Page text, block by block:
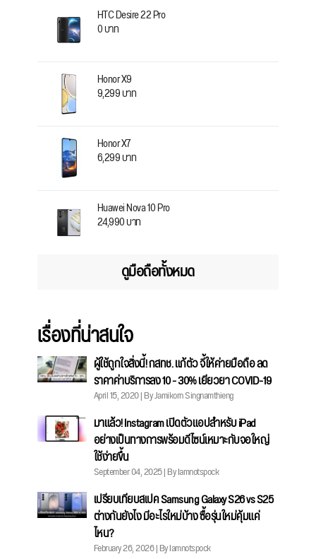
HTC Desire 22 Pro
0 บาท
Honor X9
9,299 บาท
Honor X7
6,299 บาท
Huawei Nova 10 Pro
24,990 บาท
ดูมือถือทั้งหมด
เรื่องที่น่าสนใจ
ผู้ใช้ถูกใจสิ่งนี้! กสทช. แก้ตัว จี้ให้ค่ายมือถือ ลด
ราคาค่าบริการลง 10 - 30% เยียวยา COVID-19
April 15, 2020 | By Jamikorn Singnamthieng
มาแล้ว! Instagram เปิดตัวแอปสำหรับ iPad
อย่างเป็นทางการพร้อมดีไซน์เหมาะกับจอใหญ่
ใช้ง่ายขึ้น
September 04, 2025 | By Iamnotspock
เปรียบเทียบสเปค Samsung Galaxy S26 vs S25
ต่างกันยังไง มีอะไรใหม่บ้าง ซื้อรุ่นใหม่คุ้มแค่
ไหน?
February 26, 2026 | By Iamnotspock